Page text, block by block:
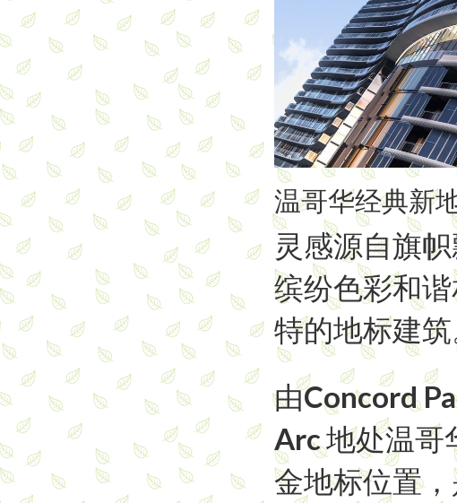
温哥华经典新
灵感源自旗
缤纷色彩和
特的地标建
由Concord
Arc 地处温哥
金地标位置